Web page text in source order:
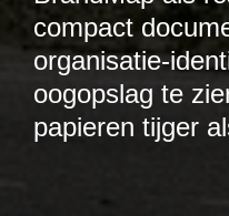
compact
organisatie-
oogopslag te
papieren tijger